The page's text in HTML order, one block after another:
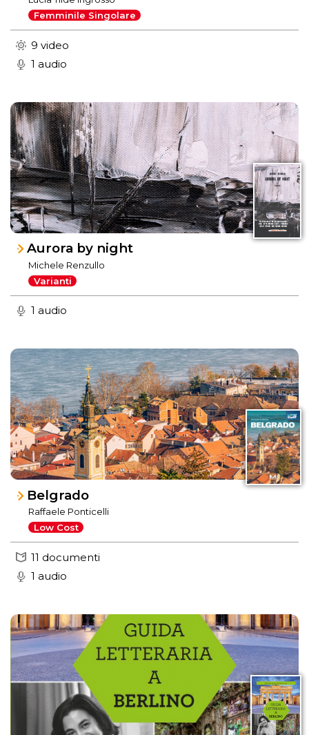
Femminile Singolare
9 video
1 audio
Aurora by night
Michele Renzullo
Varianti
1 audio
Belgrado
Raffaele Ponticelli
Low Cost
11 documenti
1 audio